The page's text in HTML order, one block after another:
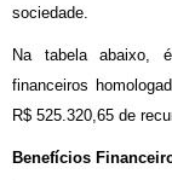
sociedade.
Na tabela abaixo,
financeiros
R$ 525.320,65 de
Benefícios